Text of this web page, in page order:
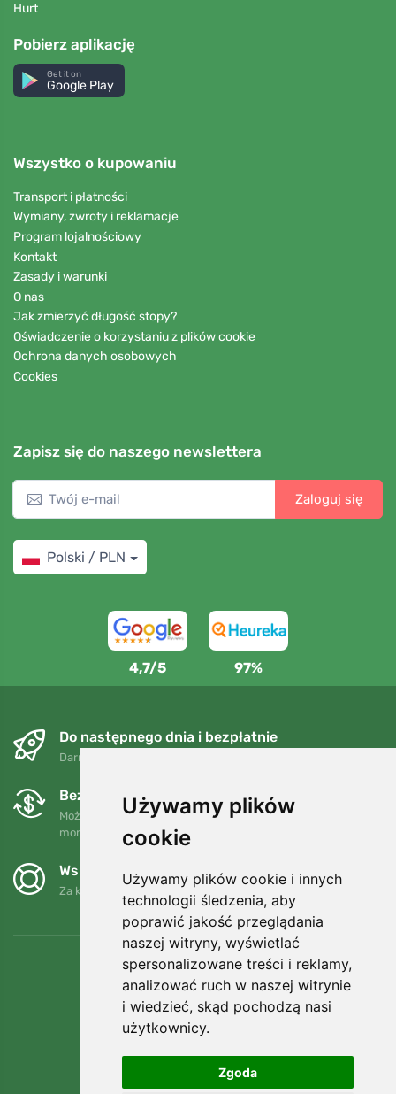
Używamy plików
cookie
Używamy plików cookie i innych
technologii śledzenia, aby
poprawić jakość przeglądania
naszej witryny, wyświetlać
spersonalizowane treści i reklamy,
analizować ruch w naszej witrynie
i wiedzieć, skąd pochodzą nasi
użytkownicy.
Zgoda
Hurt
Pobierz aplikację
Get it on
Google Play
Wszystko o kupowaniu
Transport i płatności
Wymiany, zwroty i reklamacje
Program lojalnościowy
Kontakt
Zasady i warunki
O nas
Jak zmierzyć długość stopy?
Oświadczenie o korzystaniu z plików cookie
Ochrona danych osobowych
Cookies
Zapisz się do naszego newslettera
Zaloguj się
Polski / PLN
4,7/5 97%
Do następnego dnia i bezpłatnie
Darmowa wysyłka dla zamówień powyżej 250 PLN
Bezpłatne wymiany i zwroty
Możesz zwrócić lub wymienić swoje zamówienie w dowolnym
momencie w ciągu 90 dni.
Wspieramy Trees.org
Za każde zamówienie sadzimy drzewo! Czytaj więcej